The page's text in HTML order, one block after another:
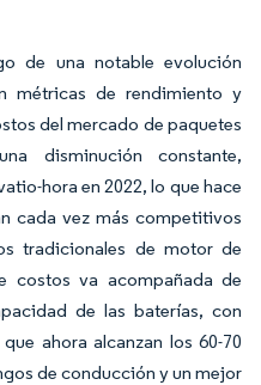
de una notable evolución
métricas de rendimiento y
del mercado de paquetes
disminución constante,
hora en 2022, lo que hace
cada vez más competitivos
tradicionales de motor de
costos va acompañada de
de las baterías, con
ahora alcanzan los 60-70
de conducción y un mejor